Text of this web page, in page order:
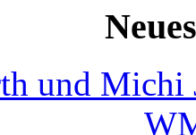
und Michi